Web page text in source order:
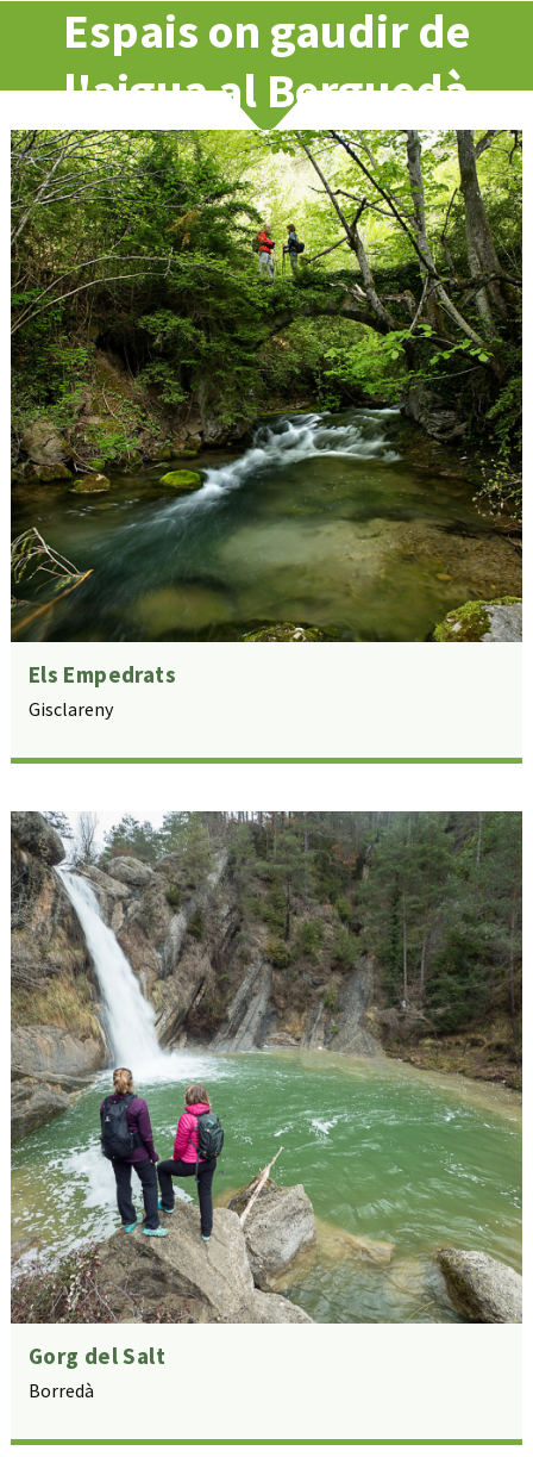
Espais on gaudir de
l'aigua al Berguedà
Els Empedrats
Gisclareny
Gorg del Salt
Borredà